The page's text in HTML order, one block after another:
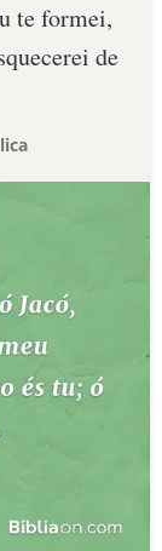
te formei,
de